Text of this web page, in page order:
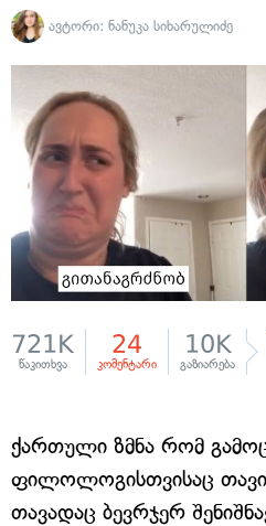
ავტორი: ნანუკა სიხარულიძე
721K
წაკითხვა
24
კომენტარი
10K
გაზიარება
ქართული ზმნა რომ
ფილოლოგისთვისაც
თავადაც ბევრჯერ